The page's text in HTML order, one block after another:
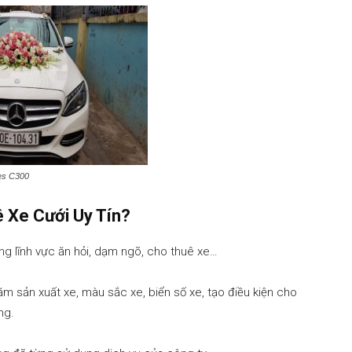
C300
Xe Cưới Uy Tín?
lĩnh vực ăn hỏi, dạm ngõ, cho thuê xe…
sản xuất xe, màu sắc xe, biển số xe, tạo điều kiện cho